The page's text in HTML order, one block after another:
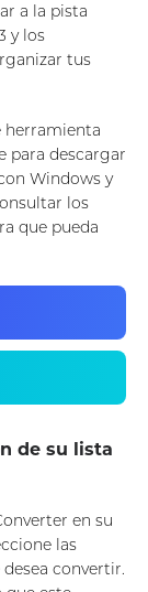
a la pista
y los
tus
herramienta
para descargar
Windows y
los
que pueda
de su lista
en su
las
convertir.